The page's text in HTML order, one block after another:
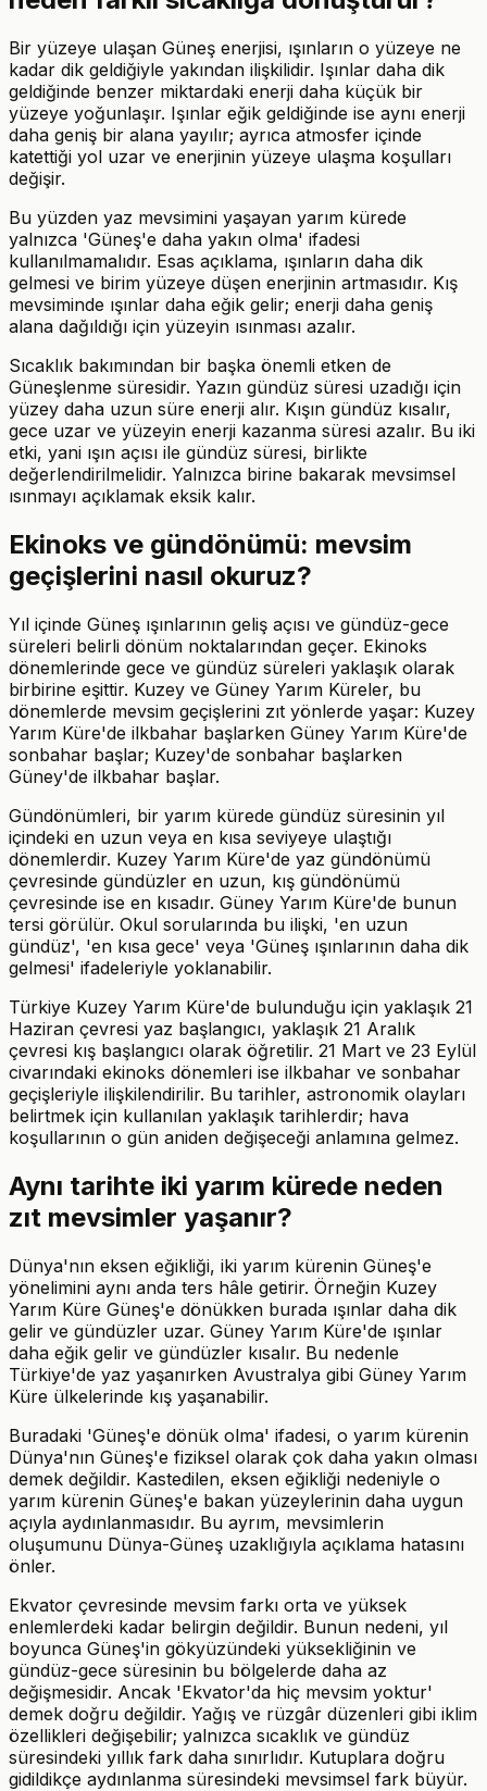
Bir yüzeye ulaşan Güneş enerjisi, ışınların o yüzeye ne
kadar dik geldiğiyle yakından ilişkilidir. Işınlar daha dik
geldiğinde benzer miktardaki enerji daha küçük bir
yüzeye yoğunlaşır. Işınlar eğik geldiğinde ise aynı enerji
daha geniş bir alana yayılır; ayrıca atmosfer içinde
katettiği yol uzar ve enerjinin yüzeye ulaşma koşulları
değişir.
Bu yüzden yaz mevsimini yaşayan yarım kürede
yalnızca 'Güneş'e daha yakın olma' ifadesi
kullanılmamalıdır. Esas açıklama, ışınların daha dik
gelmesi ve birim yüzeye düşen enerjinin artmasıdır. Kış
mevsiminde ışınlar daha eğik gelir; enerji daha geniş
alana dağıldığı için yüzeyin ısınması azalır.
Sıcaklık bakımından bir başka önemli etken de
Güneşlenme süresidir. Yazın gündüz süresi uzadığı için
yüzey daha uzun süre enerji alır. Kışın gündüz kısalır,
gece uzar ve yüzeyin enerji kazanma süresi azalır. Bu iki
etki, yani ışın açısı ile gündüz süresi, birlikte
değerlendirilmelidir. Yalnızca birine bakarak mevsimsel
ısınmayı açıklamak eksik kalır.
Ekinoks ve gündönümü: mevsim
geçişlerini nasıl okuruz?
Yıl içinde Güneş ışınlarının geliş açısı ve gündüz-gece
süreleri belirli dönüm noktalarından geçer. Ekinoks
dönemlerinde gece ve gündüz süreleri yaklaşık olarak
birbirine eşittir. Kuzey ve Güney Yarım Küreler, bu
dönemlerde mevsim geçişlerini zıt yönlerde yaşar: Kuzey
Yarım Küre'de ilkbahar başlarken Güney Yarım Küre'de
sonbahar başlar; Kuzey'de sonbahar başlarken
Güney'de ilkbahar başlar.
Gündönümleri, bir yarım kürede gündüz süresinin yıl
içindeki en uzun veya en kısa seviyeye ulaştığı
dönemlerdir. Kuzey Yarım Küre'de yaz gündönümü
çevresinde gündüzler en uzun, kış gündönümü
çevresinde ise en kısadır. Güney Yarım Küre'de bunun
tersi görülür. Okul sorularında bu ilişki, 'en uzun
gündüz', 'en kısa gece' veya 'Güneş ışınlarının daha dik
gelmesi' ifadeleriyle yoklanabilir.
Türkiye Kuzey Yarım Küre'de bulunduğu için yaklaşık 21
Haziran çevresi yaz başlangıcı, yaklaşık 21 Aralık
çevresi kış başlangıcı olarak öğretilir. 21 Mart ve 23 Eylül
civarındaki ekinoks dönemleri ise ilkbahar ve sonbahar
geçişleriyle ilişkilendirilir. Bu tarihler, astronomik olayları
belirtmek için kullanılan yaklaşık tarihlerdir; hava
koşullarının o gün aniden değişeceği anlamına gelmez.
Aynı tarihte iki yarım kürede neden
zıt mevsimler yaşanır?
Dünya'nın eksen eğikliği, iki yarım kürenin Güneş'e
yönelimini aynı anda ters hâle getirir. Örneğin Kuzey
Yarım Küre Güneş'e dönükken burada ışınlar daha dik
gelir ve gündüzler uzar. Güney Yarım Küre'de ışınlar
daha eğik gelir ve gündüzler kısalır. Bu nedenle
Türkiye'de yaz yaşanırken Avustralya gibi Güney Yarım
Küre ülkelerinde kış yaşanabilir.
Buradaki 'Güneş'e dönük olma' ifadesi, o yarım kürenin
Dünya'nın Güneş'e fiziksel olarak çok daha yakın olması
demek değildir. Kastedilen, eksen eğikliği nedeniyle o
yarım kürenin Güneş'e bakan yüzeylerinin daha uygun
açıyla aydınlanmasıdır. Bu ayrım, mevsimlerin
oluşumunu Dünya-Güneş uzaklığıyla açıklama hatasını
önler.
Ekvator çevresinde mevsim farkı orta ve yüksek
enlemlerdeki kadar belirgin değildir. Bunun nedeni, yıl
boyunca Güneş'in gökyüzündeki yüksekliğinin ve
gündüz-gece süresinin bu bölgelerde daha az
değişmesidir. Ancak 'Ekvator'da hiç mevsim yoktur'
demek doğru değildir. Yağış ve rüzgâr düzenleri gibi iklim
özellikleri değişebilir; yalnızca sıcaklık ve gündüz
süresindeki yıllık fark daha sınırlıdır. Kutuplara doğru
gidildikçe aydınlanma süresindeki mevsimsel fark büyür.